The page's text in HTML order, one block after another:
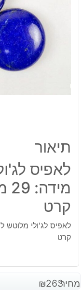
תיאור
לאפיס
קרט
קרט
מחיר: ₪263